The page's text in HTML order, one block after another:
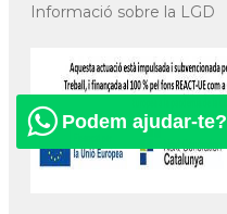
Podem ajudar-te?
Informació sobre la LGD